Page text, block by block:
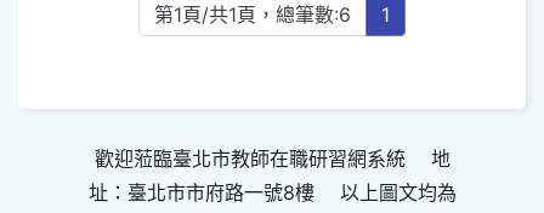
第1頁/共1頁，總筆數:6 1
歡迎蒞臨臺北市教師在職研習網系統 地
址：臺北市市府路一號8樓 以上圖文均為